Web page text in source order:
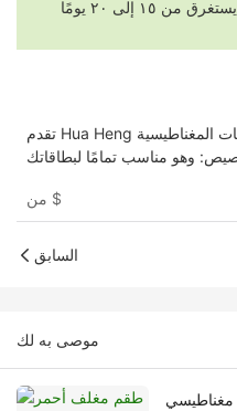
تقدم Hua Heng صندوق البطاقات المغناطيسية
وهو مناسب تمامًا لبطاقاتك
$
السابق
موصى به لك